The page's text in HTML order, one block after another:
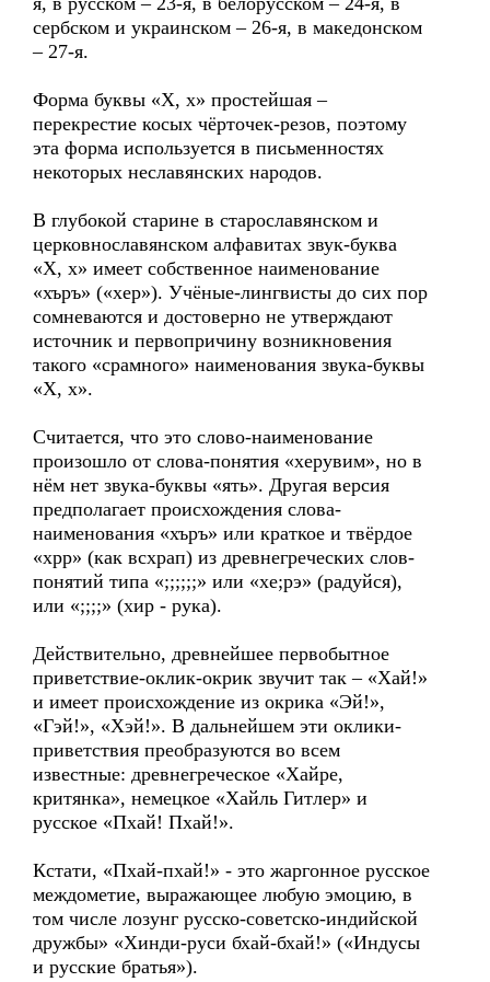
сербском и украинском – 26-я, в македонском
– 27-я.
Форма буквы «Х, х» простейшая –
перекрестие косых чёрточек-резов, поэтому
эта форма используется в письменностях
некоторых неславянских народов.
В глубокой старине в старославянском и
церковнославянском алфавитах звук-буква
«Х, х» имеет собственное наименование
«хъръ» («хер»). Учёные-лингвисты до сих пор
сомневаются и достоверно не утверждают
источник и первопричину возникновения
такого «срамного» наименования звука-буквы
«Х, х».
Считается, что это слово-наименование
произошло от слова-понятия «херувим», но в
нём нет звука-буквы «ять». Другая версия
предполагает происхождения слова-
наименования «хъръ» или краткое и твёрдое
«хрр» (как всхрап) из древнегреческих слов-
понятий типа «;;;;;;» или «хе;рэ» (радуйся),
или «;;;;» (хир - рука).
Действительно, древнейшее первобытное
приветствие-оклик-окрик звучит так – «Хай!»
и имеет происхождение из окрика «Эй!»,
«Гэй!», «Хэй!». В дальнейшем эти оклики-
приветствия преобразуются во всем
известные: древнегреческое «Хайре,
критянка», немецкое «Хайль Гитлер» и
русское «Пхай! Пхай!».
Кстати, «Пхай-пхай!» - это жаргонное русское
междометие, выражающее любую эмоцию, в
том числе лозунг русско-советско-индийской
дружбы» «Хинди-руси бхай-бхай!» («Индусы
и русские братья»).